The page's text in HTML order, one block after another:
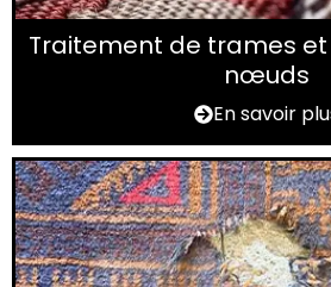
Traitement de trames
nœuds
En savoir